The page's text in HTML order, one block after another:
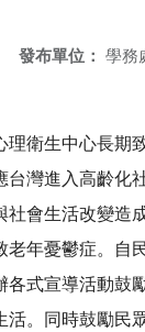
發布單位： 學務
衛生中心長期
台灣進入高齡化
社會生活改變造
老年憂鬱症。自
各式宣導活動鼓
活。同時鼓勵民